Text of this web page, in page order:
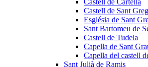
Castell de Cartellà
Castell de Sant
Església de Sant
Sant Bartomeu de
Castell de Tudela
Capella de Sant
Capella del castell
Sant Julià de Ramis